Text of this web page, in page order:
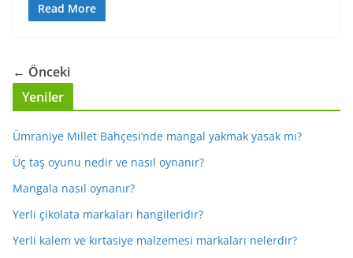
Read More
← Önceki
Yeniler
Ümraniye Millet Bahçesi’nde mangal yakmak yasak mı?
Üç taş oyunu nedir ve nasıl oynanır?
Mangala nasıl oynanır?
Yerli çikolata markaları hangileridir?
Yerli kalem ve kırtasiye malzemesi markaları nelerdir?